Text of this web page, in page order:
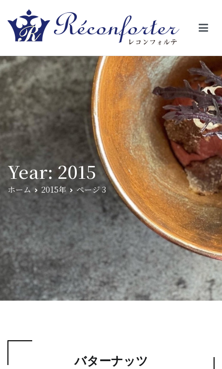
【レコンフォルテ】吹田・千里山/フレンチ（フラ
ンス料理）
絵の様に見える。そんな空間で、ゆっくり素材そのものの旨さを閉
じ込めたフレンチを・・・・・。
Year:2015
ホーム 2015年 ページ 3
バターナッツ